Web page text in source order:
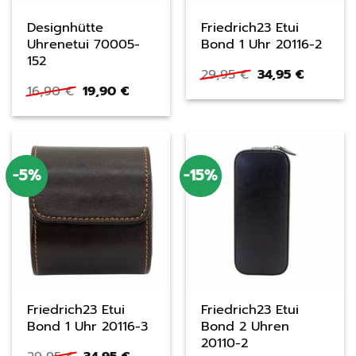
Designhütte
Uhrenetui 70005-
152
16,90€ Ursprünglicher
Preis
war:
19,90€Aktueller
ist:
Friedrich23 Etui
Bond 1 Uhr 20116-2
29,95€ Ursprünglicher
Preis
war:
34,95€
ist:
-5%
Friedrich23 Etui
Bond 1 Uhr 20116-3
-15%
Friedrich23 Etui
Bond 2 Uhren
20110-2